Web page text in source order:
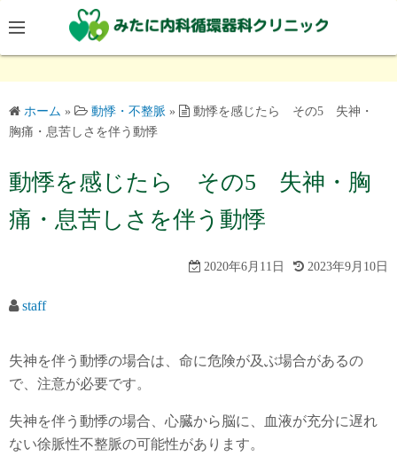
ン
テ
ン
へ
キ
ッ
プ
ホーム » 動悸・不整脈 »
動悸を感じたら その5 失神・
胸痛・息苦しさを伴う動悸
動悸を感じたら その5 失神・胸
痛・息苦しさを伴う動悸
2020年6月11日 2023年9月10日
staff
失神を伴う動悸の場合は、命に危険が及ぶ場合があるの
で、注意が必要です。
失神を伴う動悸の場合、心臓から脳に、血液が充分に遅れ
ない徐脈性不整脈の可能性があります。